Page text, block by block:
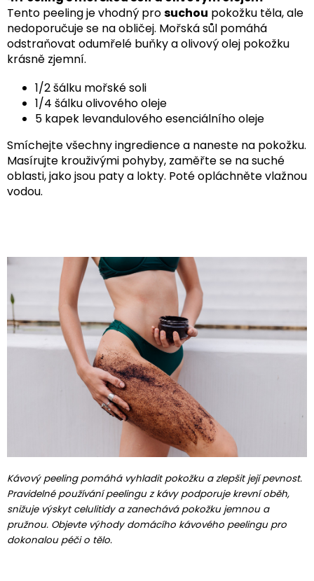
Tento peeling je vhodný prosuchou pokožku těla, ale
nedoporučuje se na obličej. Mořská sůl pomáhá
odstraňovat odumřelé buňky a olivový olej pokožku
krásně zjemní.
1/2 šálku mořské soli
1/4 šálku olivového oleje
5 kapek levandulového esenciálního oleje
Smíchejte všechny ingredience a naneste na pokožku.
Masírujte krouživými pohyby, zaměřte se na suché
oblasti, jako jsou paty a lokty. Poté opláchněte vlažnou
vodou.
Kávový peeling pomáhá vyhladit pokožku a zlepšit její pevnost.
Pravidelné používání peelingu z kávy podporuje krevní oběh,
snižuje výskyt celulitidy a zanechává pokožku jemnou a
pružnou. Objevte výhody domácího kávového peelingu pro
dokonalou péči o tělo.